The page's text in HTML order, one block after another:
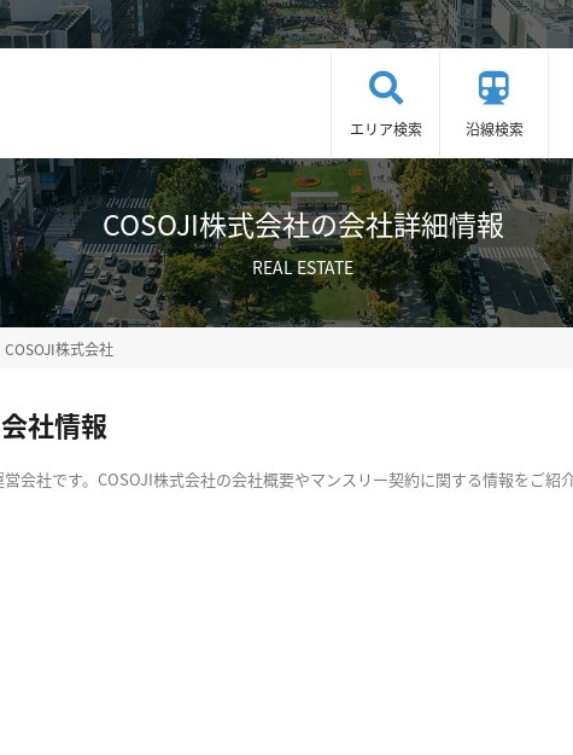
エリア検索 沿線検索
COSOJI株式会社の会社詳細情報
REAL ESTATE
COSOJI株式会社
社情報
会社です。COSOJI株式会社の会社概要やマンスリー契約に関する情報をご紹